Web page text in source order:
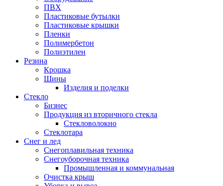
ПВХ
Пластиковые бутылки
Пластиковые крышки
Пленки
Полимербетон
Полиэтилен
Резина
Крошка
Шины
Изделия и поделки
Стекло
Бизнес
Продукция из вторичного стекла
Стекловолокно
Стеклотара
Снег и лед
Снегоплавильная техника
Снегоуборочная техника
Промышленная и коммунальная
Очистка крыш